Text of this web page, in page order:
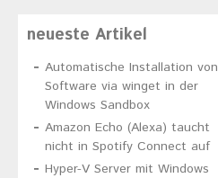
neueste Artikel
Automatische Installation von
Software via winget in der
Windows Sandbox
Amazon Echo (Alexa) taucht
nicht in Spotify Connect auf
Hyper-V Server mit Windows